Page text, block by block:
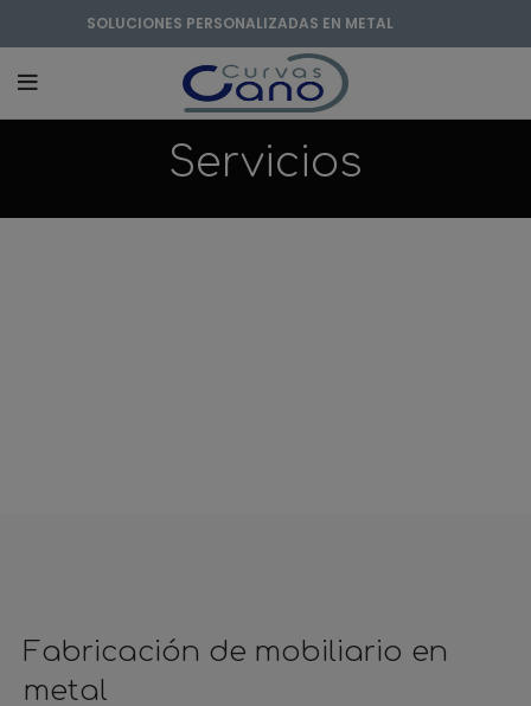
SOLUCIONES PERSONALIZADAS EN METAL
Servicios
Fabricación de mobiliario en
metal